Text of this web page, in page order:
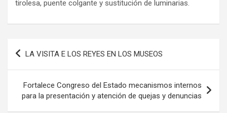
tirolesa, puente colgante y sustitución de luminarias.
Navegación
entradas
LA VISITA E LOS REYES EN LOS MUSEOS
Fortalece Congreso del Estado mecanismos internos
para la presentación y atención de quejas y denuncias